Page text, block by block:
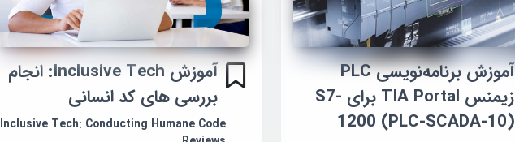
آموزش برنامه‌نویسی PLC
زیمنس TIA Portal برای S7-
1200 (PLC-SCADA-10)
آموزش Inclusive Tech: انجام
بررسی های کد انسانی
Inclusive Tech: Conducting Humane Code